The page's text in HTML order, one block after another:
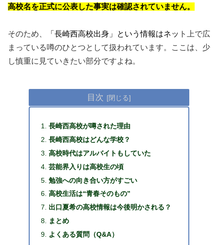
高校名を正式に公表した事実は確認されていません。
そのため、 「長崎西高校出身」という情報はネッ ト上で広
まっている噂のひとつとして扱われています。ここは、少
し慎重に見ていきたい部分ですよね。
目次
長崎西高校が噂された理由
長崎西高校はどんな学校？
高校時代はアルバイトもしていた
芸能界入りは高校生の頃
勉強への向き合い方がすごい
高校生活は“青春そのもの”
出口夏希の高校情報は今後明かされる？
まとめ
よくある質問（Q&A）